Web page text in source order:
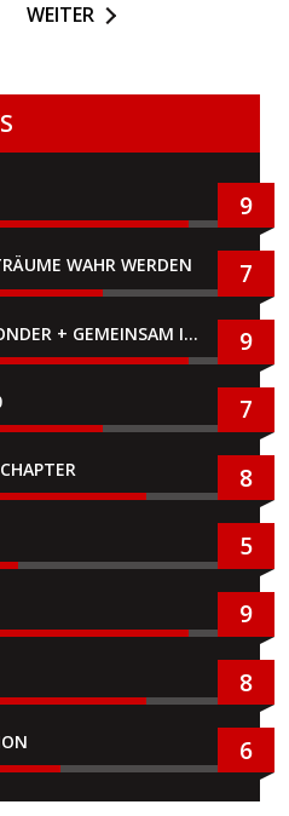
WEITER
9
WAHR WERDEN 7
SUPER MARIO BROS. WONDER + GEMEINSAM IM BELLABEL-PARK 9
7
8
5
9
8
6